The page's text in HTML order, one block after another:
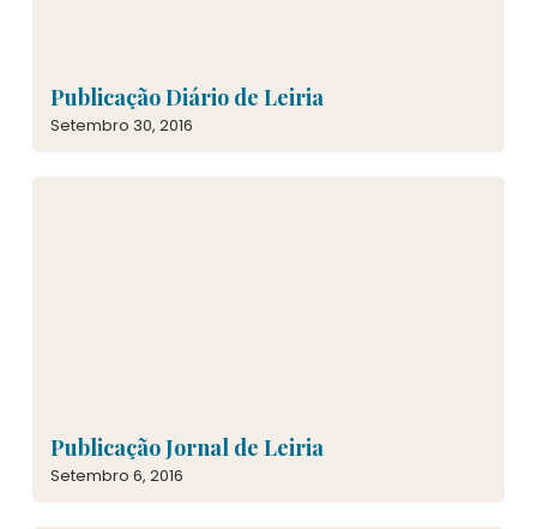
Publicação Diário de Leiria
Setembro 30, 2016
Publicação Jornal de Leiria
Setembro 6, 2016